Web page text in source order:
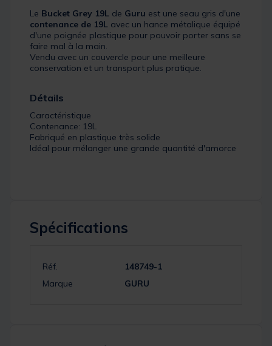
Le Bucket Grey 19L de Guru est une seau gris d'une
contenance de 19L avec un hance métalique équipé
d'une poignée plastique pour pouvoir porter sans se
faire mal à la main.
Vendu avec un couvercle pour une meilleure
conservation et un transport plus pratique.
Détails
Caractéristique
Contenance: 19L
Fabriqué en plastique très solide
Idéal pour mélanger une grande quantité d'amorce
Spécifications
Réf.
148749-1
Marque
GURU